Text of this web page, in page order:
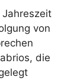
von
die